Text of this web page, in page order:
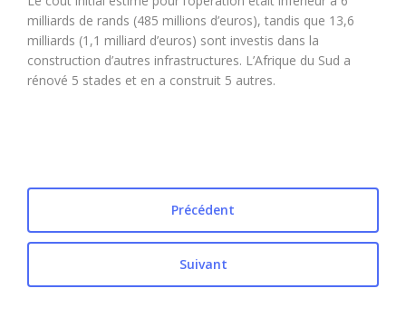
milliards de rands (485 millions d’euros), tandis que 13,6
milliards (1,1 milliard d’euros) sont investis dans la
construction d’autres infrastructures. L’Afrique du Sud a
rénové 5 stades et en a construit 5 autres.
Précédent
Suivant